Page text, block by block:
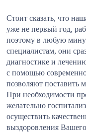
Стоит сказать, что
уже не первый год,
поэтому в любую
специалистам, они
диагностике и
с помощью
позволяют поставить
При необходимости
желательно
осуществить
выздоровления